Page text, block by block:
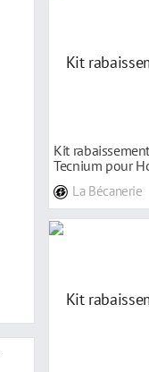
Kit
Tecnium pour
La Bécanerie